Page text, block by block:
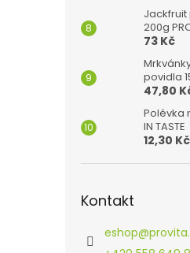
Jackfruit
200g
73 Kč
povidla
47,80
Polévka
IN TASTE
12,30 Kč
Kontakt
eshop@